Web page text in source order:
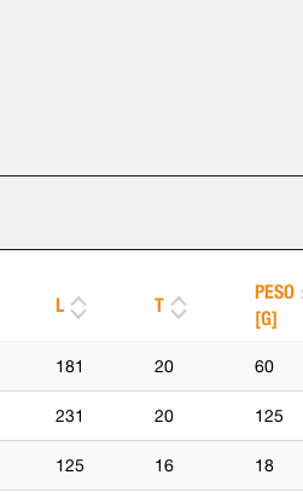
L T
PESO
[G]
181 20 60
231 20 125
125 16 18